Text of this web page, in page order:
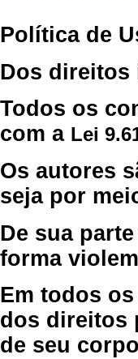
Política de
Dos direitos
Todos os
com a Lei
Os autores
seja por
De sua
forma
Em todos
dos direitos
de seu